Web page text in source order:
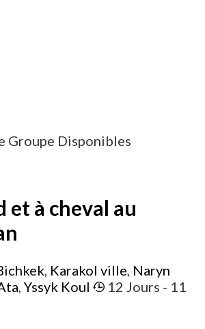
Groupe Disponibles
et à cheval au
, Karakol ville, Naryn
, Yssyk Koul 12 Jours - 11